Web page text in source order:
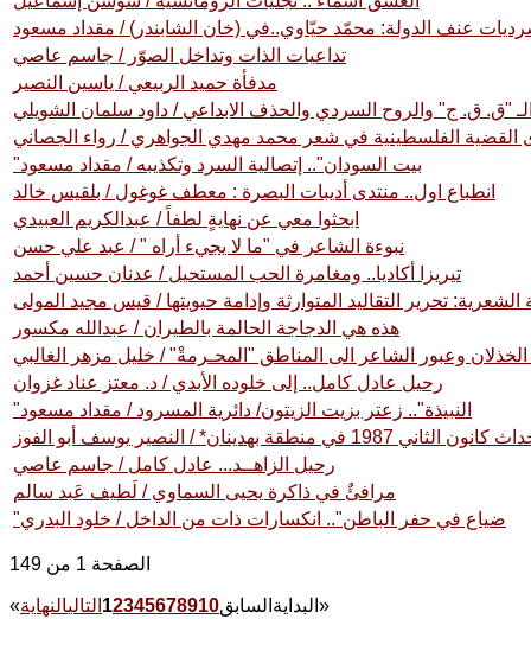
عنف الدولة: محمّد حيّاوي..في (خان الشابندر) / مقداد مسعود
تداعيات الذات وتداخل الصوّر / جاسم عاصي
مدفأة حميد الربيعي / ياسين النصير
"ق. ق. ج" والروح السردي والحذف الابداعي / داود سلمان الشويلي
"بيت السودان".. إتصالية السرد وتكذيبه / مقداد مسعود
انطباع اول.. منتدى أديبات البصرة : معطف غوغول / بلقيس خالد
ابحثوا معي عن نهايةٍ لطفاً / عبدالكريم العبيدي
نبوءة الشاعر في "ما لا يجيء أراه " / عبد علي حسن
تيريزا أكاديا.. ومغامرة الحب المستحيل / عدنان حسين أحمد
الشعرية: تحرير التقاليد المتوارثة وإدامة حيويتها / قيس مجيد المولى
هذه هي الدجاجة الحالمة بالطيران / عبدالله مكسور
وعبور الشاعر الى المناطق "المحـرمةْ" / خليل مزهر الغالبي
رحيل عادل كامل.. إلى خلوده الأبدي / د. معتز عناد غزوان
"النبيذة".. زعتر بزيت الزيتون/ دائرية المسرود / مقداد مسعود
رحيل الزاهــد... عادل كامل / جاسم عاصي
مرافئٌ في ذاكرة يحيى السماوي / لَطيف عَبد سالم
"ضياع في حفر الباطن".. انكسارات ذات من الداخل / خلود البدري
الصفحة 1 من 149
« البداية السابق 12345678910 التاليالنهاية »